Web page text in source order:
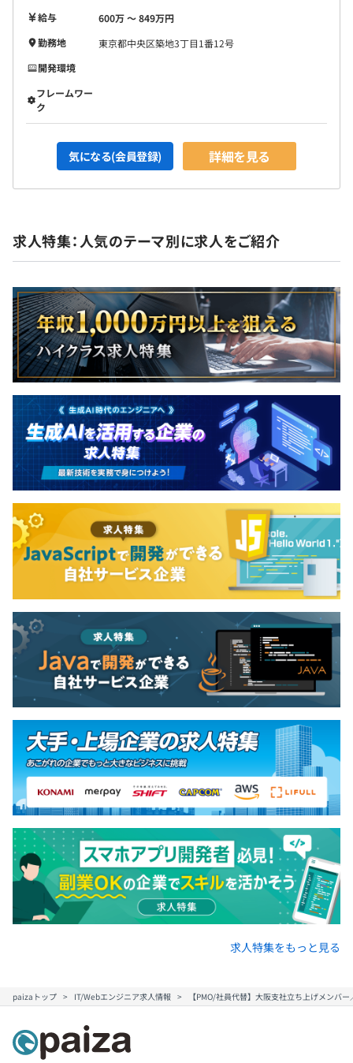
給与
600万 〜 849万円
勤務地
東京都中央区築地3丁目1番12号
開発環境
フレームワー
ク
気になる(会員登録) 詳細を見る
求人特集：人気のテーマ別に求人をご紹介
求人特集をもっと見る
paizaトップ IT/Webエンジニア求人情報 【PMO/社員代替】大阪支社立ち上げメンバ